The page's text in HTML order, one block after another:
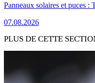
Panneaux solaires et puces
07.08.2026
PLUS DE CETTE